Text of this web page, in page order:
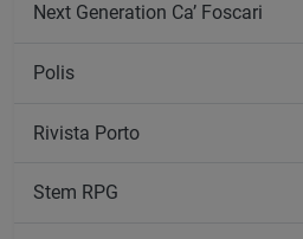
Next Generation Ca’ Foscari
Polis
Rivista Porto
Stem RPG